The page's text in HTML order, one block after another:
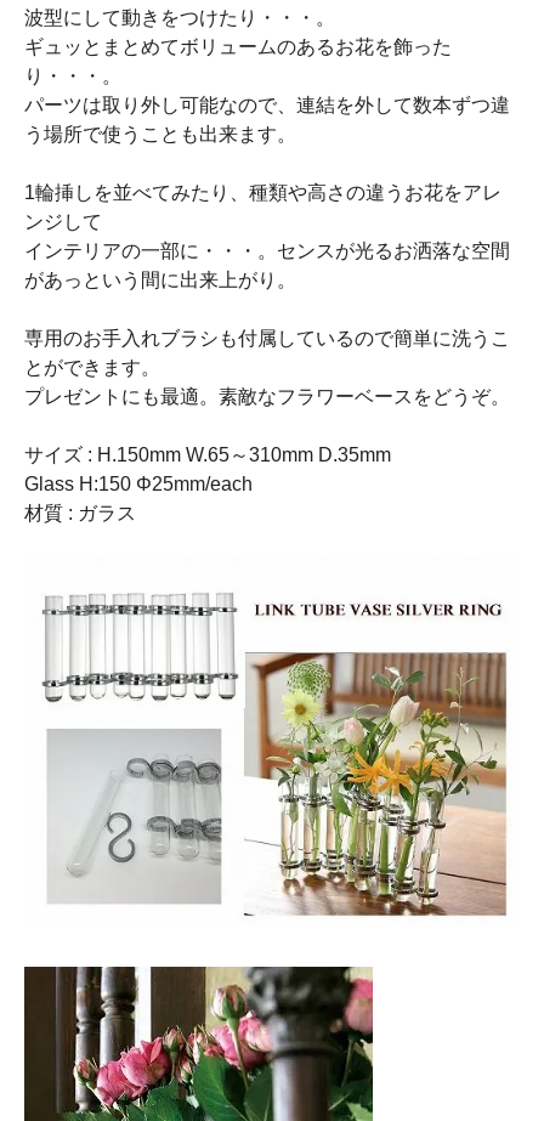
波型にして動きをつけたり・・・。
ギュッとまとめてボリュームのあるお花を飾った
り・・・。
パーツは取り外し可能なので、連結を外して数本ずつ違
う場所で使うことも出来ます。
1輪挿しを並べてみたり、種類や高さの違うお花をアレ
ンジして
インテリアの一部に・・・。センスが光るお洒落な空間
があっという間に出来上がり。
専用のお手入れブラシも付属しているので簡単に洗うこ
とができます。
プレゼントにも最適。素敵なフラワーベースをどうぞ。
サイズ : H.150mm W.65～310mm D.35mm
Glass H:150 Φ25mm/each
材質 : ガラス